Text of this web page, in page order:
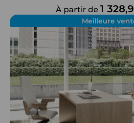
À partir de 1
Meilleure